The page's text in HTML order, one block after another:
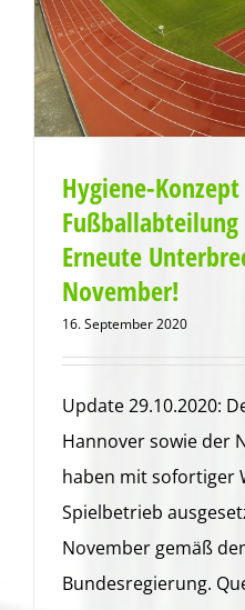
Hygiene-
Fußballabteilung
Erneute
November!
16. September 2020
Update 29.10.2020:
Hannover sowie der
haben mit sofortiger
Spielbetrieb
November gemäß
Bundesregierung.